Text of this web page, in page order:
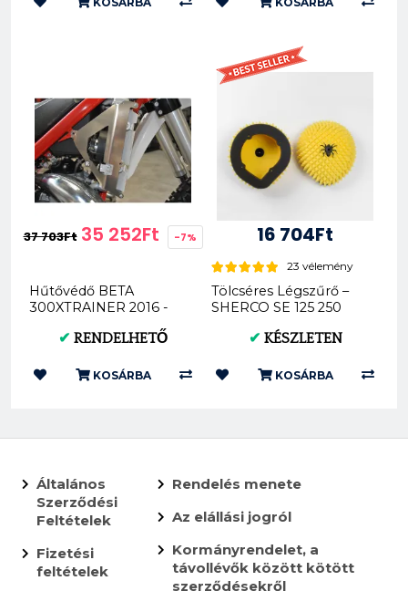
37 703Ft 35 252Ft -7%
Hűtővédő BETA
300XTRAINER 2016 -
✔ RENDELHETŐ
KOSÁRBA
16 704Ft
23 vélemény
Tölcséres Légszűrő –
SHERCO SE 125 250
PRO...✔ KÉSZLETEN
KOSÁRBA
Általános
Szerződési
Feltételek
Fizetési
feltételek
Rendelés menete
Az elállási jogról
Kormányrendelet, a
távollévők között kötött
szerződésekről